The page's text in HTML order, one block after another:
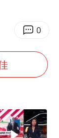
上半年国内居民出游人次34.63亿
裙起舞
“准2万亿”之城点名支持三所大学
旅城
0